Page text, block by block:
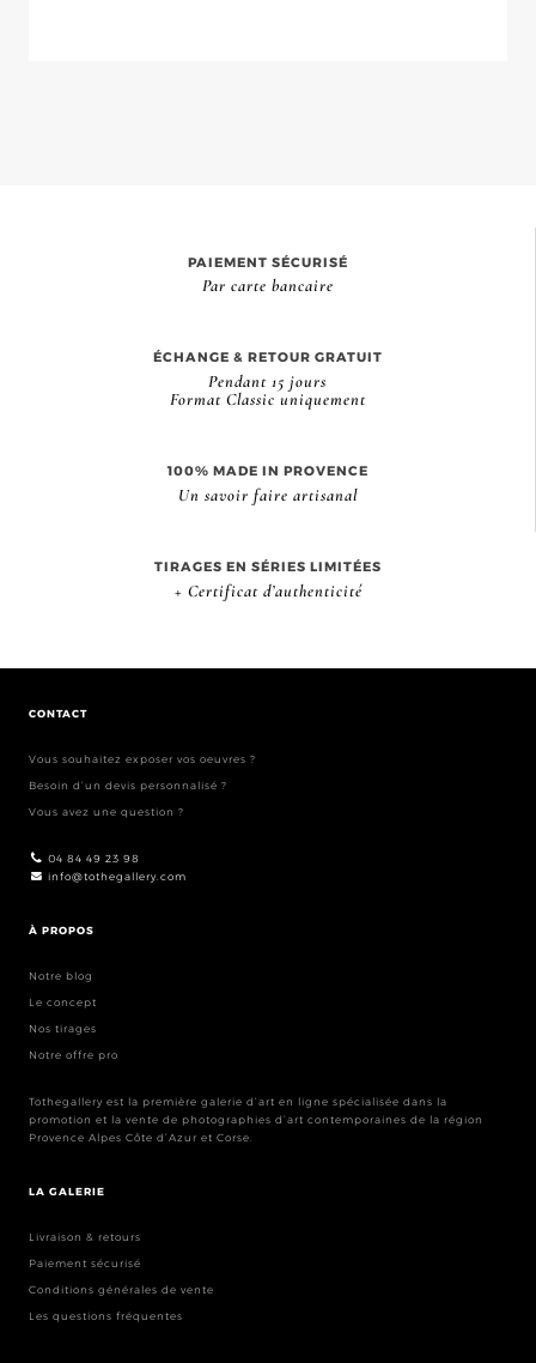
PAIEMENT SÉCURISÉ
Par carte bancaire
ÉCHANGE & RETOUR GRATUIT
Pendant 15 jours
Format Classic uniquement
100% MADE IN PROVENCE
Un savoir faire artisanal
TIRAGES EN SÉRIES LIMITÉES
+ Certificat d’authenticité
CONTACT
Vous souhaitez exposer vos oeuvres ?
Besoin d’un devis personnalisé ?
Vous avez une question ?
04 84 49 23 98
info@tothegallery.com
À PROPOS
Notre blog
Le concept
Nos tirages
Notre offre pro
Tothegallery est la première galerie d’art en ligne spécialisée dans la
promotion et la vente de photographies d’art contemporaines de la région
Provence Alpes Côte d’Azur et Corse.
LA GALERIE
Livraison & retours
Paiement sécurisé
Conditions générales de vente
Les questions fréquentes